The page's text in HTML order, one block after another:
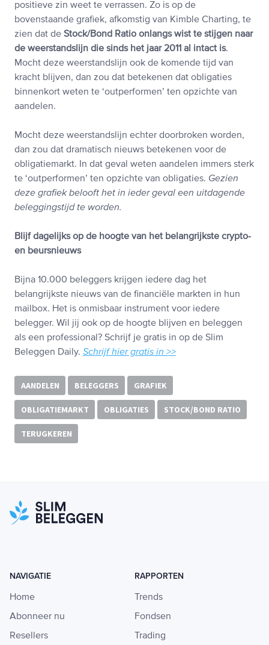
positieve zin weet te verrassen. Zo is op de
bovenstaande grafiek, afkomstig van Kimble Charting, te
zien dat de Stock/Bond Ratio onlangs wist te stijgen naar
de weerstandslijn die sinds het jaar 2011 al intact is.
Mocht deze weerstandslijn ook de komende tijd van
kracht blijven, dan zou dat betekenen dat obligaties
binnenkort weten te ‘outperformen’ ten opzichte van
aandelen.
Mocht deze weerstandslijn echter doorbroken worden,
dan zou dat dramatisch nieuws betekenen voor de
obligatiemarkt. In dat geval weten aandelen immers sterk
te ‘outperformen’ ten opzichte van obligaties. Gezien
deze grafiek belooft het in ieder geval een uitdagende
beleggingstijd te worden.
Blijf dagelijks op de hoogte van het belangrijkste crypto-
en beursnieuws
Bijna 10.000 beleggers krijgen iedere dag het
belangrijkste nieuws van de financiële markten in hun
mailbox. Het is onmisbaar instrument voor iedere
belegger. Wil jij ook op de hoogte blijven en beleggen
als een professional? Schrijf je gratis in op de Slim
Beleggen Daily. Schrijf hier gratis in >>
AANDELEN BELEGGERS GRAFIEK
OBLIGATIEMARKT OBLIGATIES STOCK/BOND RATIO
TERUGKEREN
NAVIGATIE
Home
Abonneer nu
Resellers
RAPPORTEN
Trends
Fondsen
Trading